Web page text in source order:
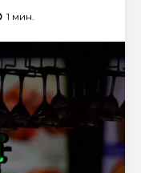
1 мин.